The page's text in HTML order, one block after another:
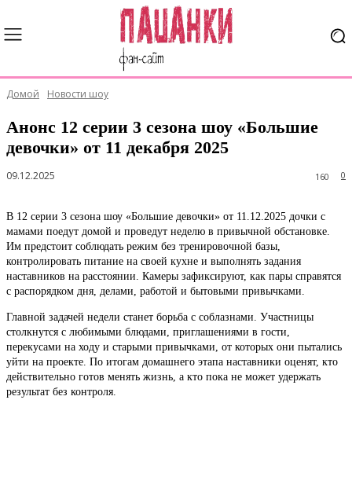
Домой Новости шоу
Анонс 12 серии 3 сезона шоу «Большие
девочки» от 11 декабря 2025
09.12.2025 0
160
В 12 серии 3 сезона шоу «Большие девочки» от 11.12.2025 дочки с
мамами поедут домой и проведут неделю в привычной обстановке.
Им предстоит соблюдать режим без тренировочной базы,
контролировать питание на своей кухне и выполнять задания
наставников на расстоянии. Камеры зафиксируют, как пары справятся
с распорядком дня, делами, работой и бытовыми привычками.
Главной задачей недели станет борьба с соблазнами. Участницы
столкнутся с любимыми блюдами, приглашениями в гости,
перекусами на ходу и старыми привычками, от которых они пытались
уйти на проекте. По итогам домашнего этапа наставники оценят, кто
действительно готов менять жизнь, а кто пока не может удержать
результат без контроля.